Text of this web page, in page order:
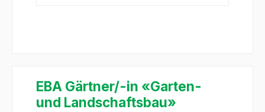
EBA Gärtner/-in «Garten-
und Landschaftsbau»